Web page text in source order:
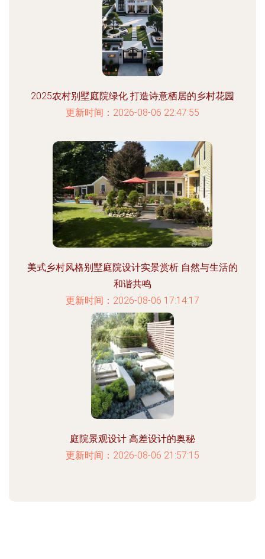
2025农村别墅庭院绿化 打造诗意栖居的乡村花园
更新时间：2026-08-06 22:47:55
美式乡村风格别墅庭院设计实景赏析 自然与生活的
和谐共鸣
更新时间：2026-08-06 17:14:17
庭院景观设计 高差设计的奥秘
更新时间：2026-08-06 21:57:15